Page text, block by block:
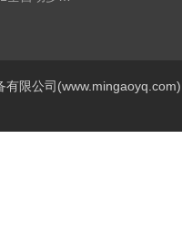
限公司